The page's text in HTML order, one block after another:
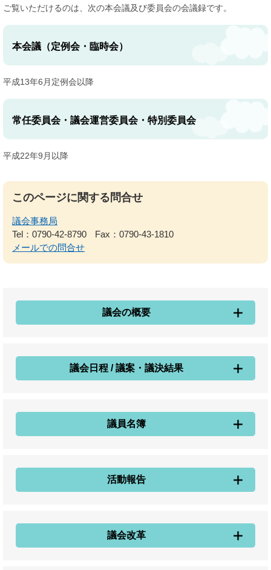
ご覧いただけるのは、次の本会議及び委員会の会議録です。​
本会議（定例会・臨時会）
平成13年6月定例会以降
常任委員会・議会運営委員会・特別委員会
平成22年9月以降​
このページに関する問合せ
議会事務局
Tel：0790-42-8790
Fax：0790-43-1810
メールでの問合せ
議会の概要
議会日程 / 議案・議決結果
議員名簿
活動報告
議会改革